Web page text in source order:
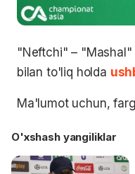
"Neftchi" –
bilan to'liq holda
Ma'lumot uchun,
O'xshash yangiliklar